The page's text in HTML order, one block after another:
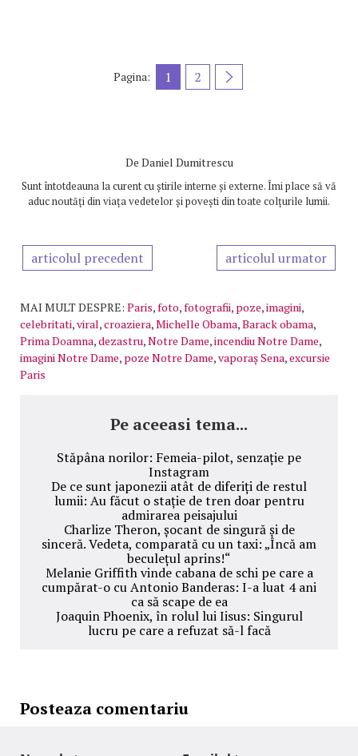
Pagina: 1 2
De Daniel Dumitrescu
Sunt întotdeauna la curent cu știrile interne și externe. Îmi place să vă
aduc noutăți din viața vedetelor și povești din toate colțurile lumii.
articolul precedent articolul urmator
MAI MULT DESPRE: Paris,foto,fotografii, poze,imagini,
celebritati,viral,croaziera,Michelle Obama,Barack obama,
Prima Doamna,dezastru,Notre Dame,incendiu Notre Dame,
imagini Notre Dame, poze Notre Dame,vaporaș Sena,excursie
Paris
Pe aceeasi tema...
Stăpâna norilor: Femeia-pilot, senzație pe
Instagram
De ce sunt japonezii atât de diferiți de restul
lumii: Au făcut o stație de tren doar pentru
admirarea peisajului
Charlize Theron, șocant de singură și de
sinceră. Vedeta, comparată cu un taxi: „Încă am
beculețul aprins!“
Melanie Griffith vinde cabana de schi pe care a
cumpărat-o cu Antonio Banderas: I-a luat 4 ani
ca să scape de ea
Joaquin Phoenix, în rolul lui Iisus: Singurul
lucru pe care a refuzat să-l facă
Posteaza comentariu